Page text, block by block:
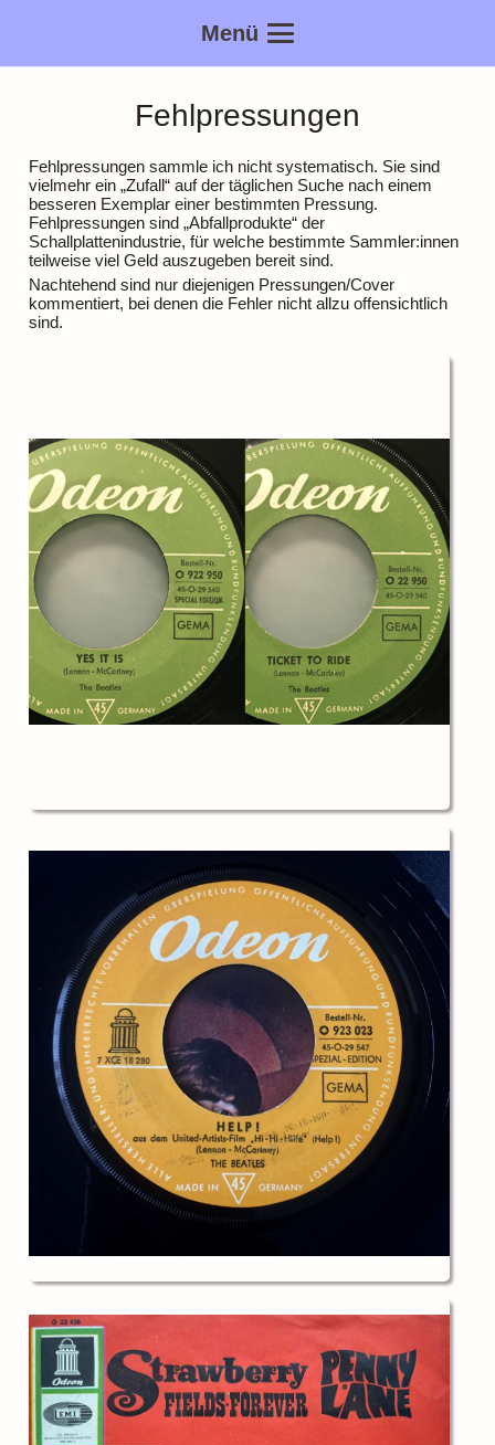
Menü
Fehlpressungen
Fehlpressungen sammle ich nicht systematisch. Sie sind
vielmehr ein „Zufall“ auf der täglichen Suche nach einem
besseren Exemplar einer bestimmten Pressung.
Fehlpressungen sind „Abfallprodukte“ der
Schallplattenindustrie, für welche bestimmte Sammler:innen
teilweise viel Geld auszugeben bereit sind.
Nachtehend sind nur diejenigen Pressungen/Cover
kommentiert, bei denen die Fehler nicht allzu offensichtlich
sind.